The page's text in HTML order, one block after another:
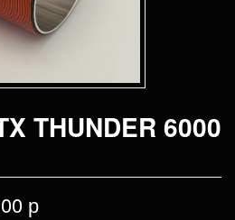
THUNDER 6000
р